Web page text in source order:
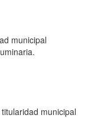
municipal
municipal